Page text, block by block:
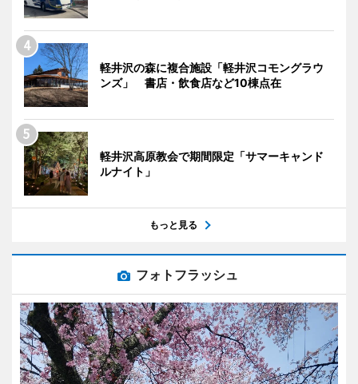
軽井沢の森に複合施設「軽井沢コモングラウ
ンズ」 書店・飲食店など10棟点在
軽井沢高原教会で期間限定「サマーキャンド
ルナイト」
もっと見る
フォトフラッシュ